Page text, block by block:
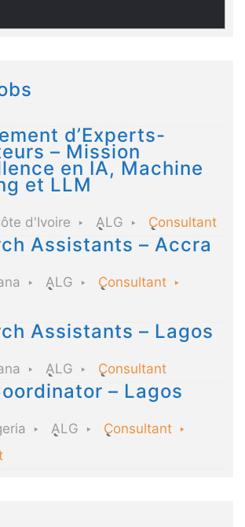
d’Experts-
– Mission
en IA, Machine
et LLM
d'Ivoire ALG Consultant
Assistants – Accra
ALG
Consultant
Assistants – Lagos
ALG Consultant
– Lagos
ALG
Consultant